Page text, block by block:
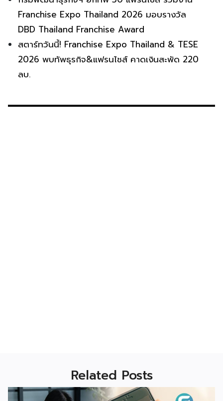
Franchise Expo Thailand 2026 มอบรางวัล
DBD Thailand Franchise Award
สตาร์ทวันนี้! Franchise Expo Thailand & TESE
2026 พบทัพธุรกิจ&แฟรนไชส์ คาดเงินสะพัด 220
ลบ.
Related Posts